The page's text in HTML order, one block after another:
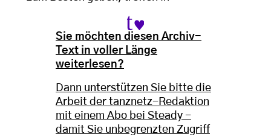
Sie möchten diesen Archiv-
Text in voller Länge
weiterlesen?
Dann unterstützen Sie bitte die
Arbeit der tanznetz-Redaktion
mit einem Abo bei Steady -
damit Sie unbegrenzten Zugriff